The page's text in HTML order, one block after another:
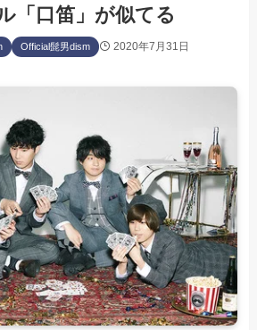
「口笛」が似てる
Official髭男dism 2020年7月31日